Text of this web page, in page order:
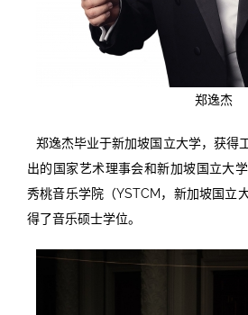
郑逸杰
郑逸杰毕业于新加坡国立大学，获得
出的国家艺术理事会和新加坡国立大
秀桃音乐学院（YSTCM，新加坡国立
得了音乐硕士学位。